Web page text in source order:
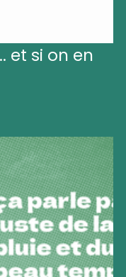
et si on en